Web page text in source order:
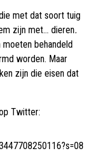
met dat soort tuig
zijn met... dieren.
behandeld
worden. Maar
zijn die eisen dat
Twitter: